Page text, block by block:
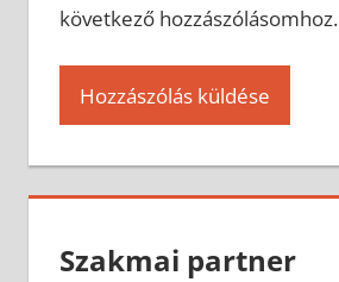
következő hozzászólásomhoz.
Szakmai partner